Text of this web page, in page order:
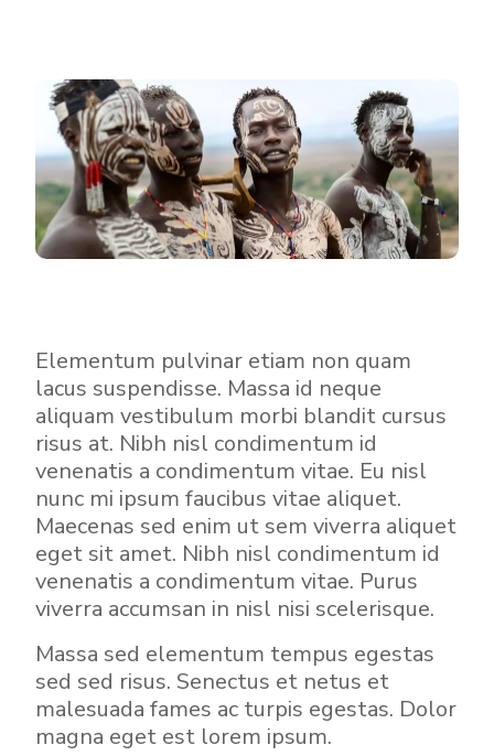
Elementum pulvinar etiam non quam
lacus suspendisse. Massa id neque
aliquam vestibulum morbi blandit cursus
risus at. Nibh nisl condimentum id
venenatis a condimentum vitae. Eu nisl
nunc mi ipsum faucibus vitae aliquet.
Maecenas sed enim ut sem viverra aliquet
eget sit amet. Nibh nisl condimentum id
venenatis a condimentum vitae. Purus
viverra accumsan in nisl nisi scelerisque.
Massa sed elementum tempus egestas
sed sed risus. Senectus et netus et
malesuada fames ac turpis egestas. Dolor
magna eget est lorem ipsum.